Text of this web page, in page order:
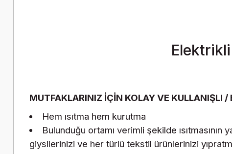
MUTFAKLARINIZ İÇİN KOLAY VE KULLANIŞLI
Hem ısıtma hem kurutma
Bulunduğu ortamı verimli şekilde ısıtmasının
giysilerinizi ve her türlü tekstil ürünlerinizi